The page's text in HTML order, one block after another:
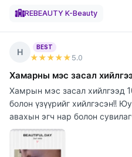
REBEAUTY K-Beauty
Н
BEST
★★★★★ 5.0
Хамарны мэс засал
Хамрын мэс засал хийлгээд 10 дахь
болон үзүүрийг хийлгэсэн!! Юуны өмнө, эндхийн хүлээн
авахын эгч нар болон